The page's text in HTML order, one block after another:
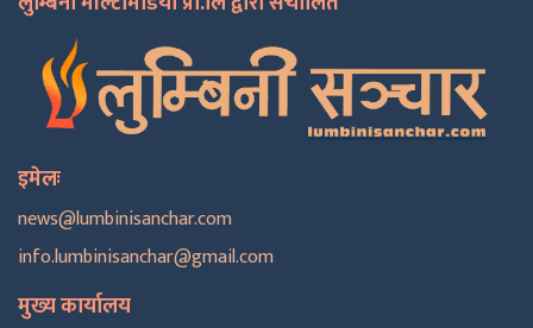
इमेलः
news@lumbinisanchar.com
info.lumbinisanchar@gmail.com
मुख्य कार्यालय